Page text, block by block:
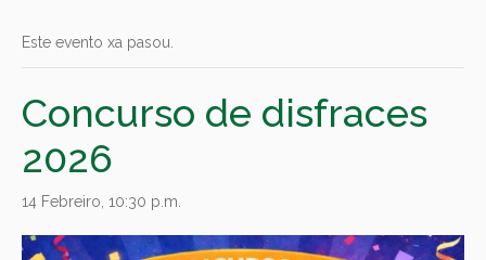
Este evento xa pasou.
Concurso de disfraces
2026
14 Febreiro, 10:30 p.m.